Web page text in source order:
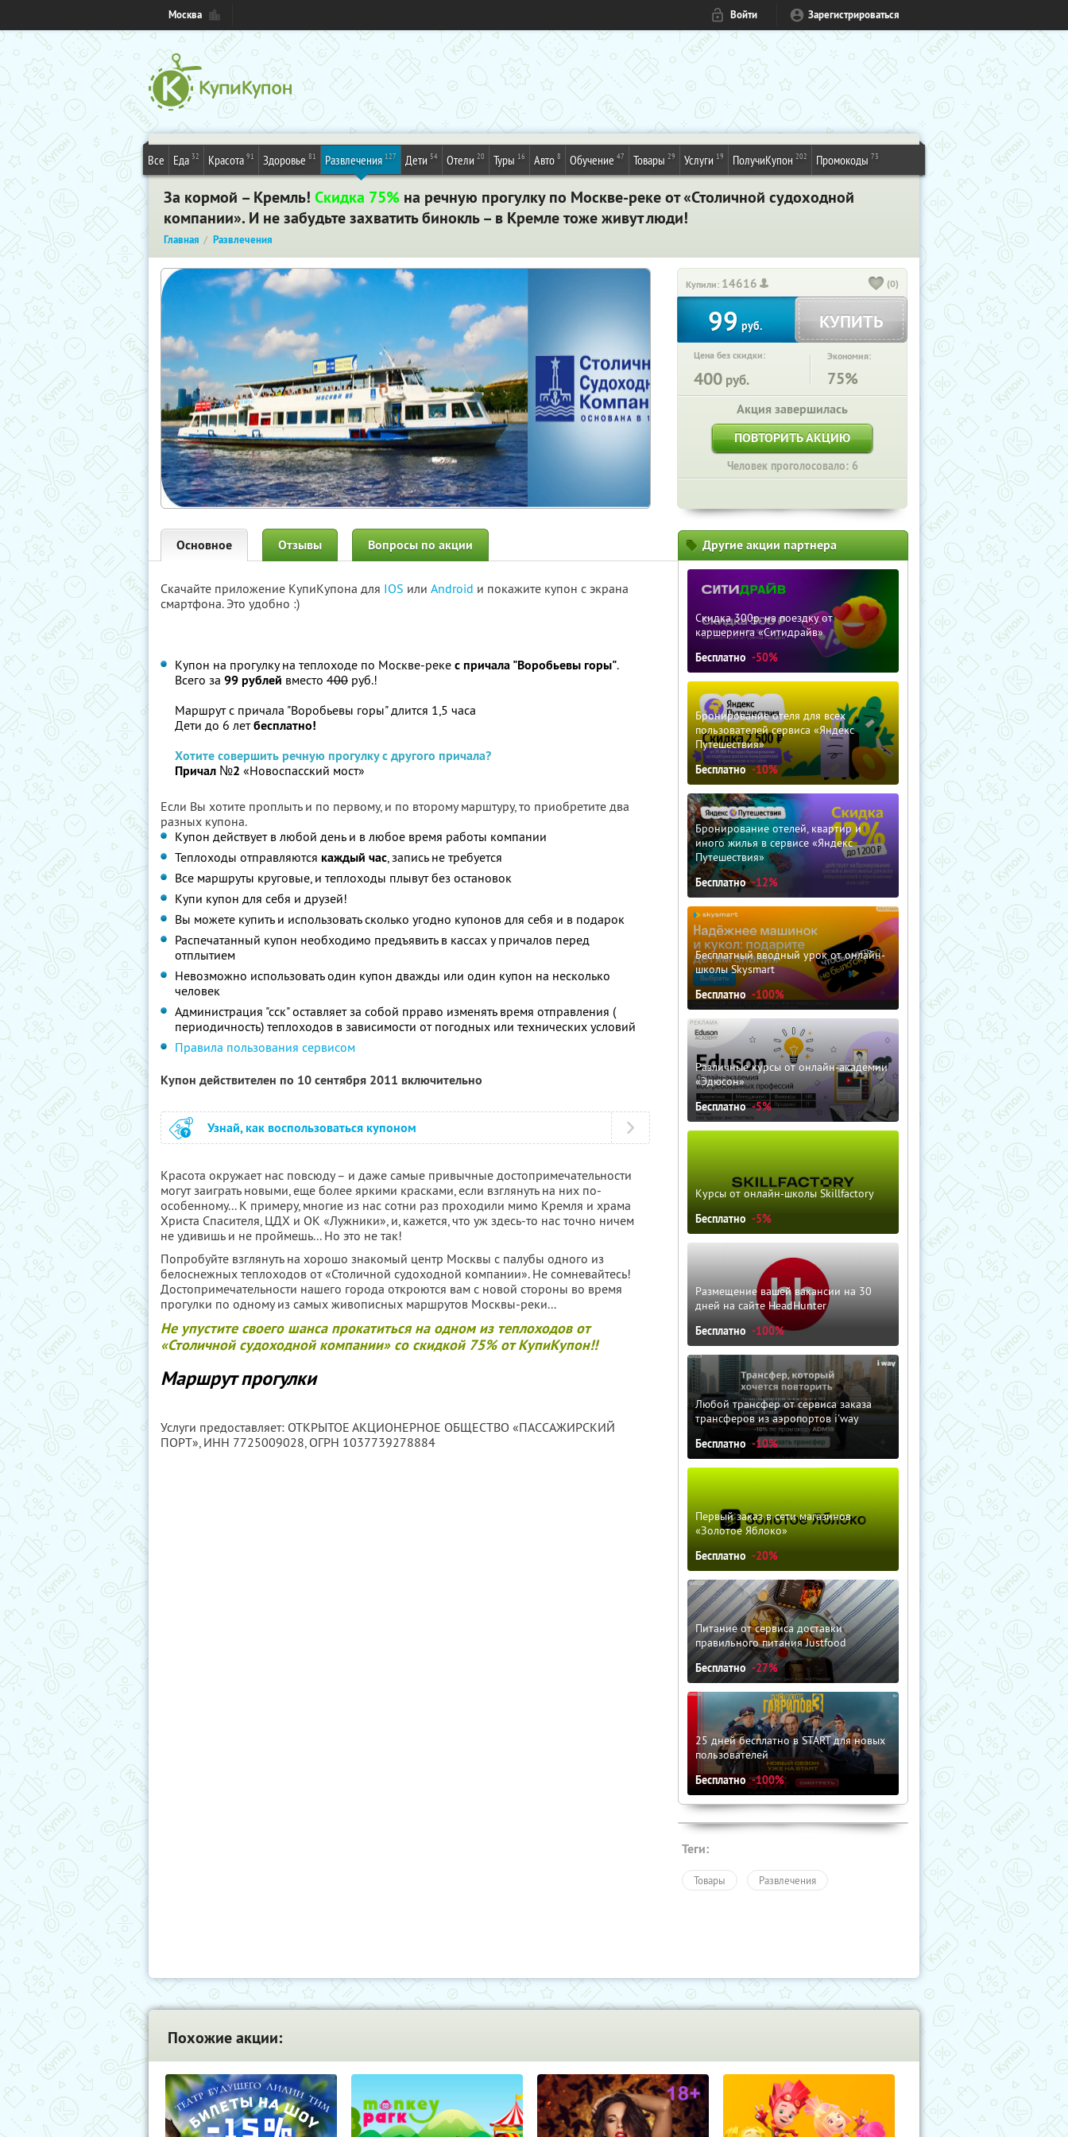
Москва Войти Зарегистрироваться
Все Еда 32 Красота 91 Здоровье 81 Развлечения 127 Дети 54 Отели 20 Туры 16 Авто 8 Обучение 47 Товары 29 Услуги 19 ПолучиКупон 202 Промокоды 73
За кормой – Кремль! Скидка 75% на речную прогулку по Москве-реке от «Столичной судоходной
компании». И не забудьте захватить бинокль – в Кремле тоже живут люди!
Главная Развлечения
Купили: 14616 (0)
99 руб. КУПИТЬ
Цена без скидки:
400 руб.
Экономия:
75%
Акция завершилась
ПОВТОРИТЬ АКЦИЮ
Человек проголосовало: 6
Основное Отзывы Вопросы по акции
Скачайте приложение КупиКупона для IOS или Android и покажите купон с экрана
смартфона. Это удобно :)
Купон на прогулку на теплоходе по Москве-реке c причала "Воробьевы горы".
Всего за 99 рублей вместо 400 руб.!
Маршрут c причала "Воробьевы горы" длится 1,5 часа
Дети до 6 летбесплатно!
Хотите совершить речную прогулку с другого причала?
Причал №2 «Новоспасский мост»
Если Вы хотите проплыть и по первому, и по второму марштуру, то приобретите два
разных купона.
Купон действует в любой день и в любое время работы компании
Теплоходы отправляются каждый час, запись не требуется
Все маршруты круговые, и теплоходы плывут без остановок
Купи купон для себя и друзей!
Вы можете купить и использовать сколько угодно купонов для себя и в подарок
Распечатанный купон необходимо предъявить в кассах у причалов перед
отплытием
Невозможно использовать один купон дважды или один купон на несколько
человек
Администрация "сск" оставляет за собой прраво изменять время отправления (
периодичность) теплоходов в зависимости от погодных или технических условий
Правила пользования сервисом
Купон действителен по 10 сентября 2011 включительно
Узнай, как воспользоваться купоном
Красота окружает нас повсюду – и даже самые привычные достопримечательности
могут заиграть новыми, еще более яркими красками, если взглянуть на них по-
особенному... К примеру, многие из нас сотни раз проходили мимо Кремля и храма
Христа Спасителя, ЦДХ и ОК «Лужники», и, кажется, что уж здесь-то нас точно ничем
не удивишь и не проймешь... Но это не так!
Попробуйте взглянуть на хорошо знакомый центр Москвы с палубы одного из
белоснежных теплоходов от «Столичной судоходной компании». Не сомневайтесь!
Достопримечательности нашего города откроются вам с новой стороны во время
прогулки по одному из самых живописных маршрутов Москвы-реки...
Не упустите своего шанса прокатиться на одном из теплоходов от
«Столичной судоходной компании» со скидкой 75% от КупиКупон!!
Маршрут прогулки
Услуги предоставляет: ОТКРЫТОЕ АКЦИОНЕРНОЕ ОБЩЕСТВО «ПАССАЖИРСКИЙ
ПОРТ», ИНН 7725009028, ОГРН 1037739278884
Другие акции партнера
Скидка 300р. на поездку от
каршеринга «Ситидрайв»
Бесплатно -50%
Бронирование отеля для всех
пользователей сервиса «Яндекс
Путешествия»
Бесплатно -10%
Бронирование отелей, квартир и
иного жилья в сервисе «Яндекс
Путешествия»
Бесплатно -12%
Бесплатный вводный урок от онлайн-
школы Skysmart
Бесплатно -100%
Различные курсы от онлайн-академии
«Эдюсон»
Бесплатно -5%
Курсы от онлайн-школы Skillfactory
Бесплатно -5%
Размещение вашей вакансии на 30
дней на сайте HeadHunter
Бесплатно -100%
Любой трансфер от сервиса заказа
трансферов из аэропортов i'way
Бесплатно -10%
Первый заказ в сети магазинов
«Золотое Яблоко»
Бесплатно -20%
Питание от сервиса доставки
правильного питания Justfood
Бесплатно -27%
25 дней бесплатно в START для новых
пользователей
Бесплатно -100%
Теги:
Товары Развлечения
Похожие акции: